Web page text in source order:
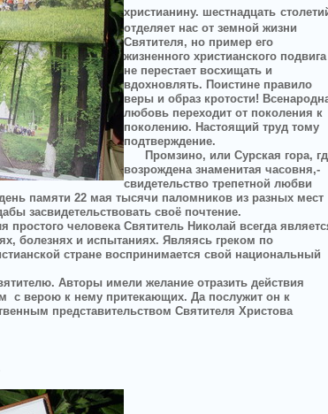
христианину. шестнадцать
отделяет нас от земной жизни
Святителя, но пример его
жизненного христианского подвига
не перестает восхищать и
вдохновлять. Поистине правило
веры и образ кротости!
любовь переходит от поколения к
поколению. Настоящий труд тому
подтверждение.
Промзино, или Сурская гора,
возрождена знаменитая часовня,-
свидетельство трепетной любви
памяти 22 мая тысячи паломников из разных мест
засвидетельствовать своё почтение.
простого человека Святитель Николай всегда
болезнях и испытаниях. Являясь греком по
стране воспринимается свой национальный
Авторы имели желание отразить действия
с верою к нему притекающих. Да послужит он к
представительством Святителя Христова